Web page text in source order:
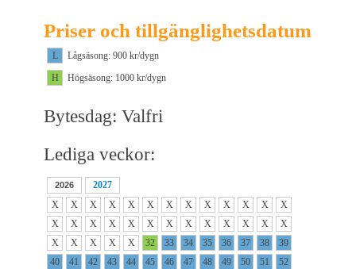
Priser och tillgänglighetsdatum
L
Lågsäsong: 900 kr/dygn
H
Högsäsong: 1000 kr/dygn
Bytesdag: Valfri
Lediga veckor:
2026
2027
X
X X X X X X X X X X X
X
X
X X X X X X X X X X X
X
X
X X X X 32 33 34 35 36 37 38
39
40
41 42 43 44 45 46 47 48 49 50 51 52